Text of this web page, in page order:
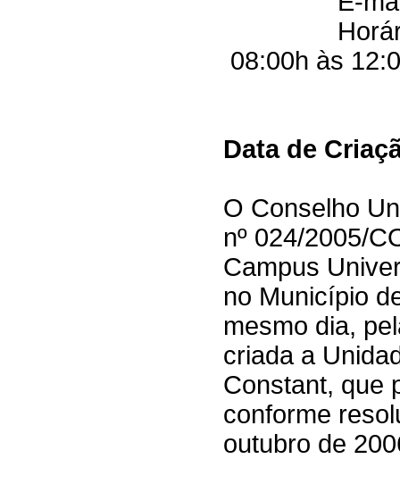
Horário de
08:00h às
Data de
O Conselho
nº 024/2005/
Campus
no Município
mesmo dia,
criada a
Constant, que
conforme
outubro de